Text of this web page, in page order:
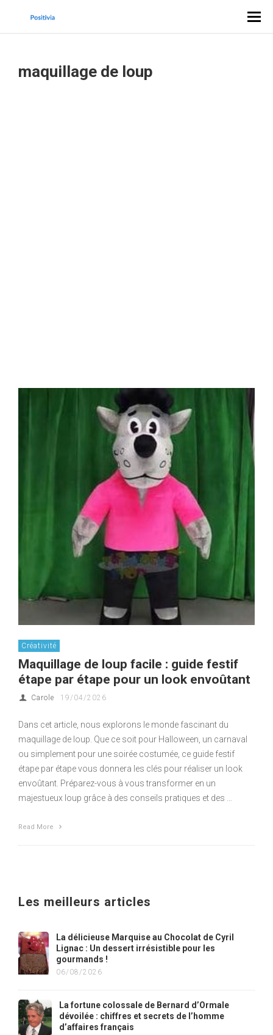
maquillage de loup
Créativité
Maquillage de loup facile : guide festif
étape par étape pour un look envoûtant
Carole 19/04/2026
Dans cet article, nous explorons le monde fascinant du
maquillage de loup. Que ce soit pour Halloween, un carnaval
ou simplement pour une soirée costumée, ce guide festif
étape par étape vous donnera les clés pour réaliser un look
envoûtant. Préparez-vous à vous transformer en un
majestueux loup grâce à des conseils pratiques et des …
Read More
Les meilleurs articles
La délicieuse Marquise au Chocolat de Cyril
Lignac : Un dessert irrésistible pour les
gourmands !
06/08/2026
La fortune colossale de Bernard d’Ormale
dévoilée : chiffres et secrets de l’homme
d’affaires français